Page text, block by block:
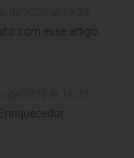
com esse artigo.